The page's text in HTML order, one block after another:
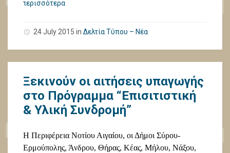
περισσότερα
24 July 2015 in Δελτία Τύπου – Νέα
Ξεκινούν οι αιτήσεις υπαγωγής
στο Πρόγραμμα “Επισιτιστική
& Υλική Συνδρομή”
Η Περιφέρεια Νοτίου Αιγαίου, οι Δήμοι Σύρου-
Ερμούπολης, Άνδρου, Θήρας, Κέας, Μήλου, Νάξου,